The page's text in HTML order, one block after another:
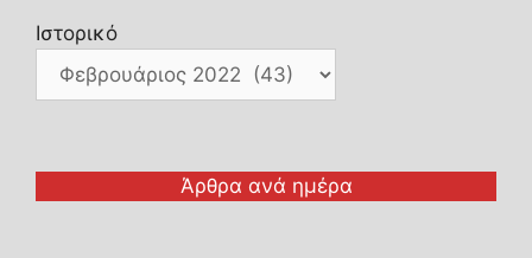
Ιστορικό
Άρθρα ανά ημέρα